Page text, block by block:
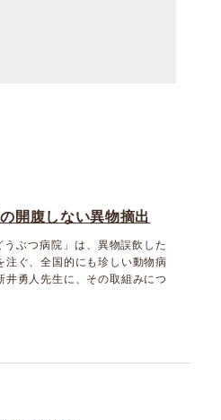
開腹しない異物摘出
ぶつ病院」は、異物誤飲した
注ぐ、全国的にも珍しい動物病
勇人先生に、その取組みにつ